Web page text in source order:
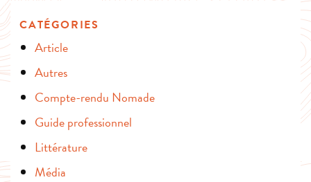
CATÉGORIES
Article
Autres
Compte-rendu Nomade
Guide professionnel
Littérature
Média